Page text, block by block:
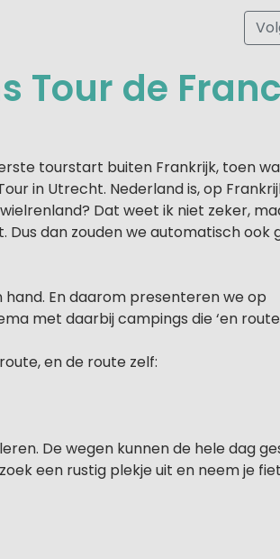
Tour de
tourstart buiten Frankrijk, toen
in Utrecht. Nederland is, op
Dat weet ik niet zeker,
dan zouden we automatisch ook
En daarom presenteren we op
met daarbij campings die ‘en
en de route zelf:
De wegen kunnen de hele dag
een rustig plekje uit en neem je